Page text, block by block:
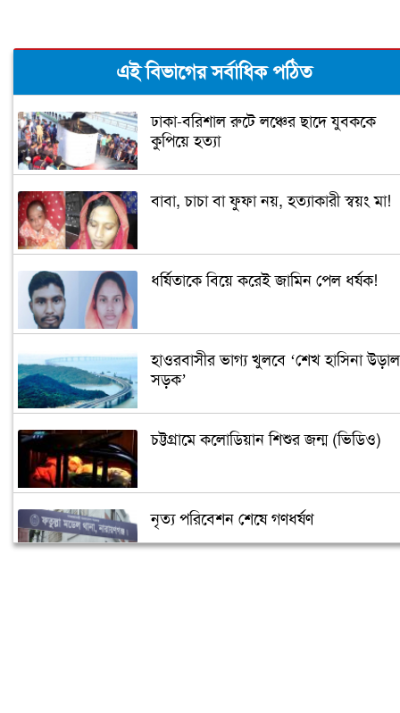
এই বিভাগের সর্বাধিক পঠিত
ঢাকা-বরিশাল রুটে লঞ্চের ছাদে যুবককে
কুপিয়ে হত্যা
বাবা, চাচা বা ফুফা নয়, হত্যাকারী স্বয়ং মা!
ধর্ষিতাকে বিয়ে করেই জামিন পেল ধর্ষক!
হাওরবাসীর ভাগ্য খুলবে ‘শেখ হাসিনা উড়াল
সড়ক’
চট্টগ্রামে কলোডিয়ান শিশুর জন্ম (ভিডিও)
নৃত্য পরিবেশন শেষে গণধর্ষণ